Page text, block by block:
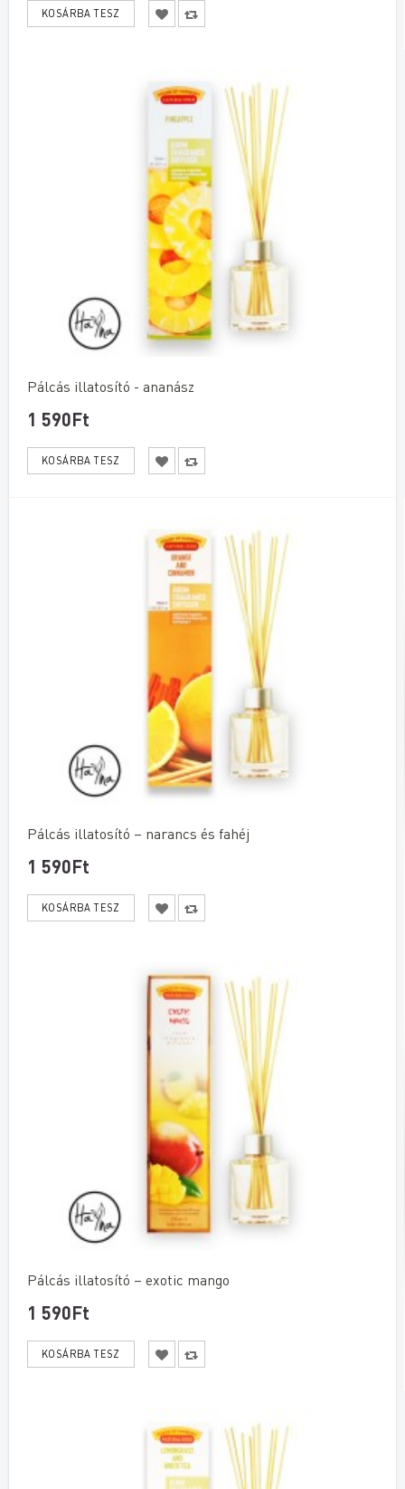
Pálcás illatosító - ananász
1 590Ft
Pálcás illatosító – narancs és fahéj
1 590Ft
Pálcás illatosító – exotic mango
1 590Ft